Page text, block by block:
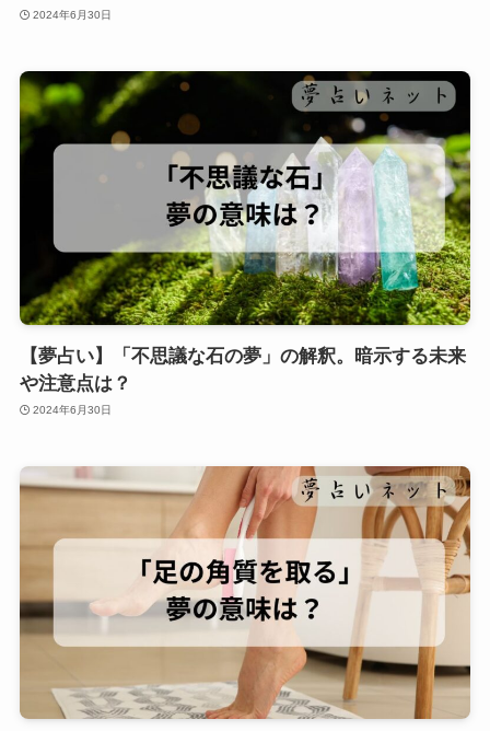
2024年6月30日
【夢占い】「不思議な石の夢」の解釈。暗示する未来
や注意点は？
2024年6月30日